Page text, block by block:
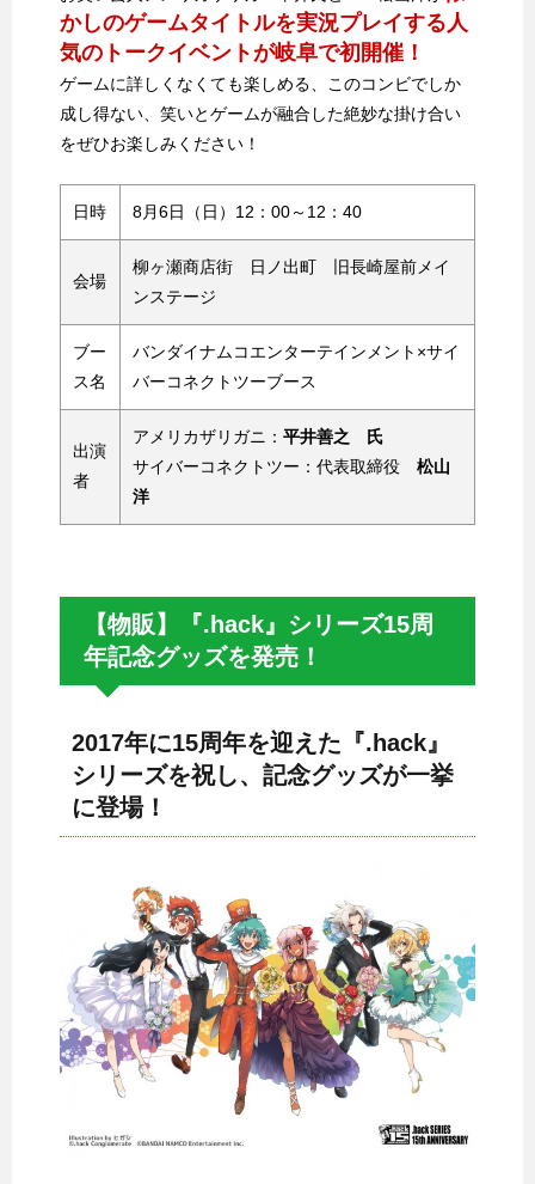
かしのゲームタイトルを実況プレイする人
気のトークイベントが岐阜で初開催！
ゲームに詳しくなくても楽しめる、このコンビでしか
成し得ない、笑いとゲームが融合した絶妙な掛け合い
をぜひお楽しみください！
日時 8月6日（日）12：00～12：40
会場
柳ヶ瀬商店街 日ノ出町 旧長崎屋前メイ
ンステージ
ブー
ス名
バンダイナムコエンターテインメント×サイ
バーコネクトツーブース
出演
者
アメリカザリガニ： 平井善之 氏
サイバーコネクトツー：代表取締役 松山
洋
【物販】『.hack』シリーズ15周
年記念グッズを発売！
2017年に15周年を迎えた『.hack』
シリーズを祝し、記念グッズが一挙
に登場！